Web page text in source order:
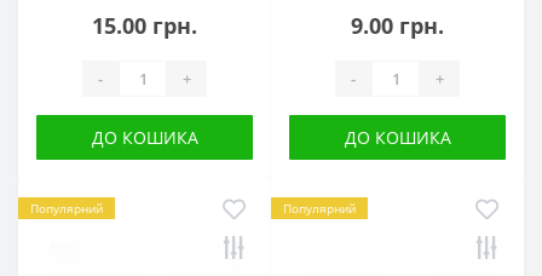
15.00 грн.
- +
ДО КОШИКА
9.00 грн.
- +
ДО КОШИКА
Популярний Популярний